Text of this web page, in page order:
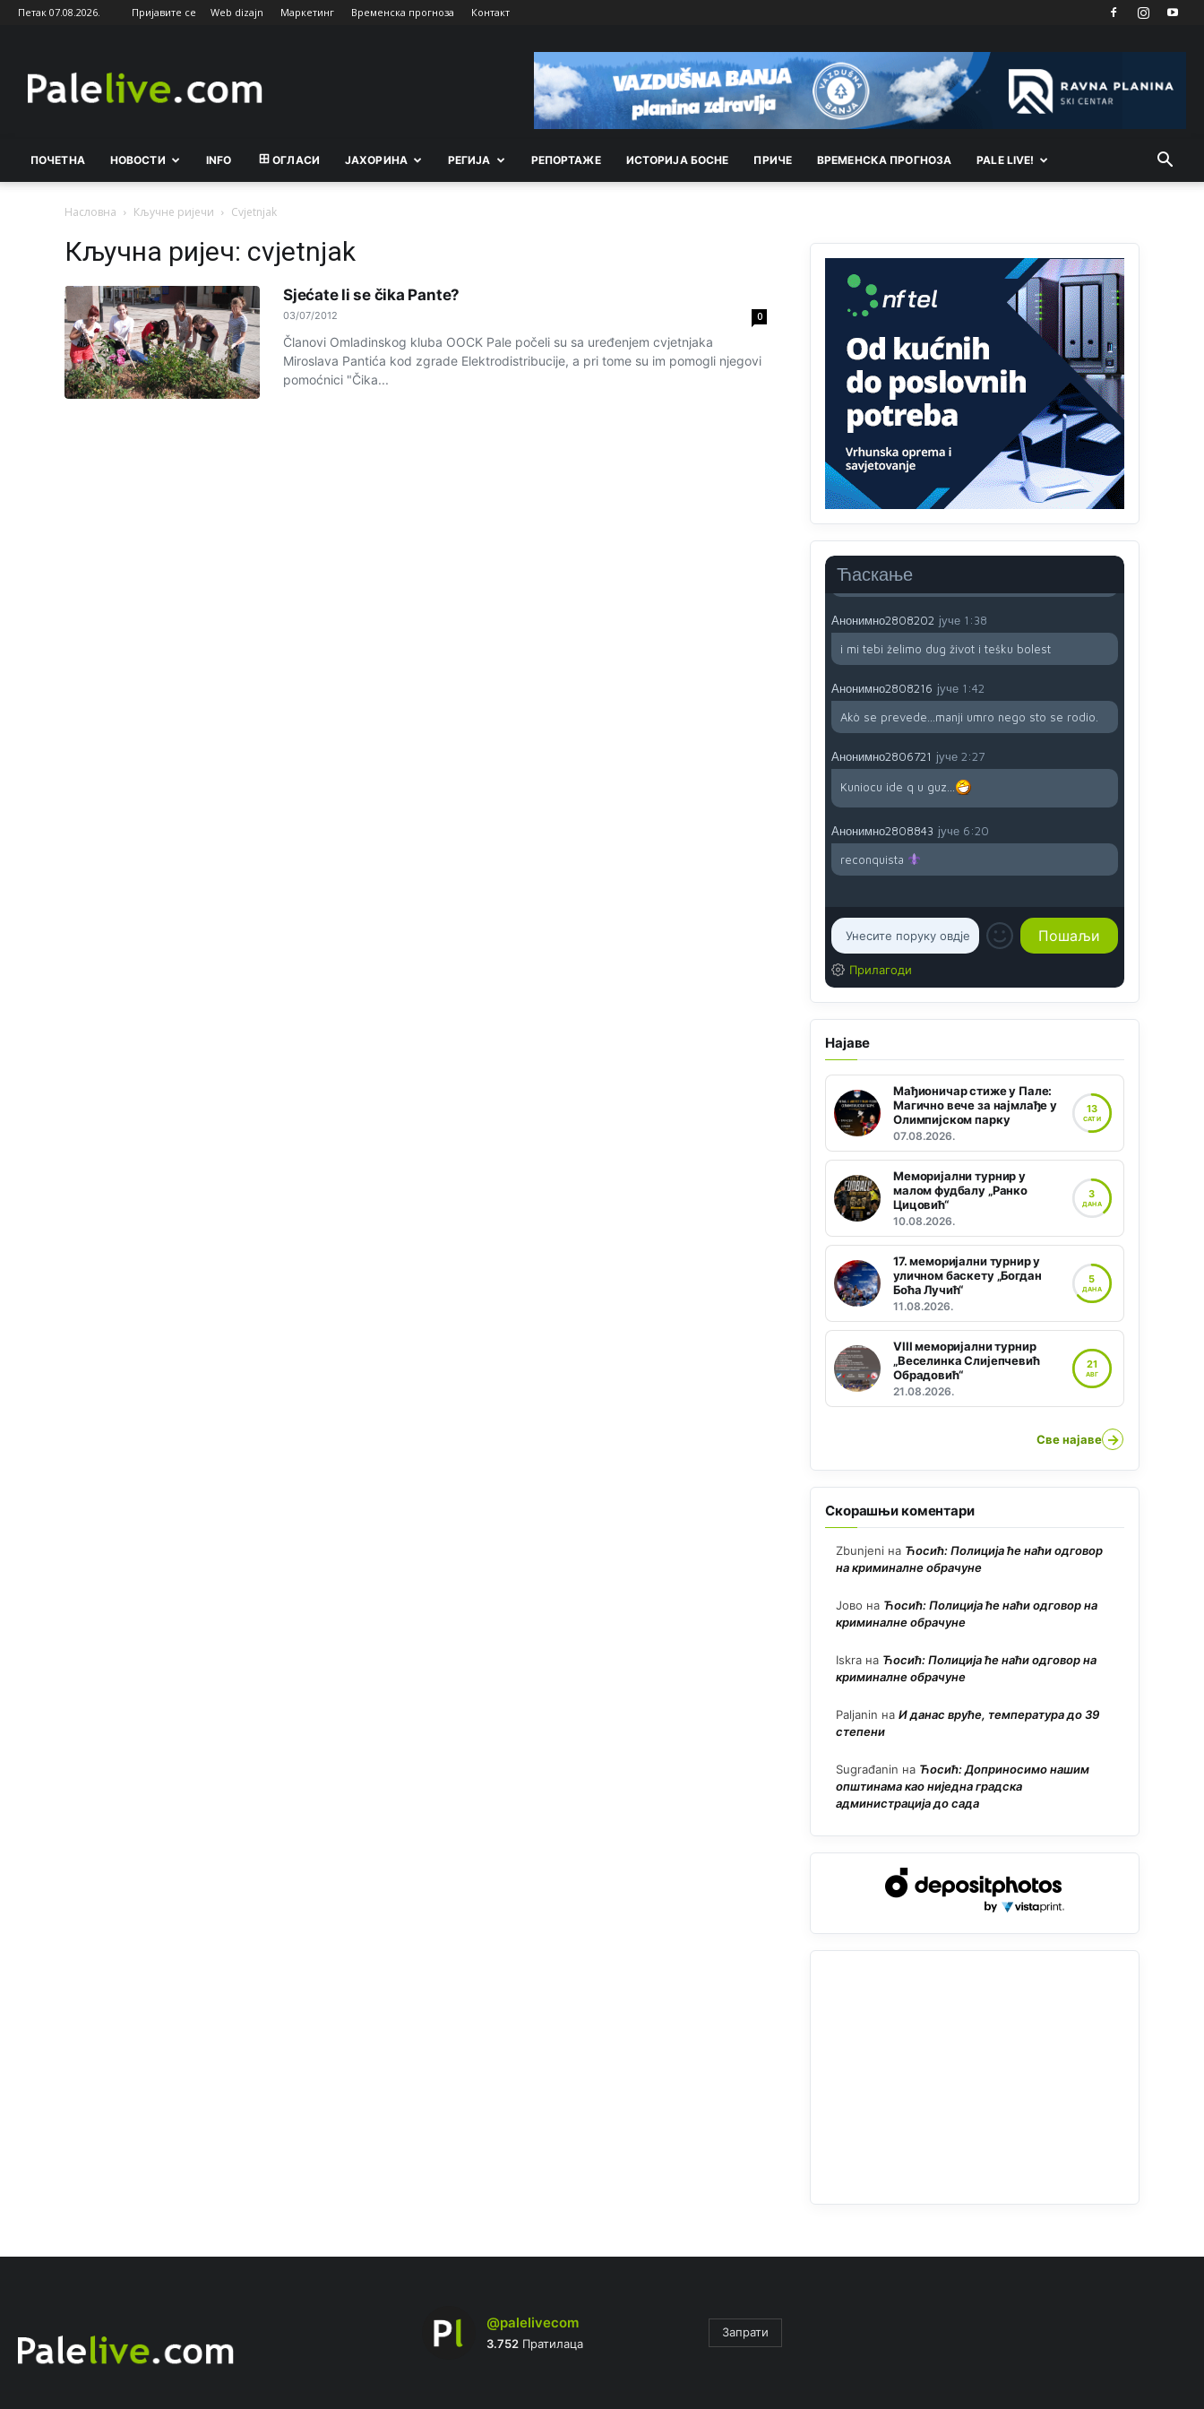
Петак 07.08.2026. Пријавите се Web dizajn Маркетинг Временска прогноза Контакт
ПОЧЕТНА НОВОСТИ INFO ОГЛАСИ ЈАХОРИНА РEГИЈА РEПОРТАЖE ИСТОРИЈА БОСНЕ ПРИЧЕ ВРEМEНСКА ПРОГНОЗА PALE LIVE!
Насловна Кључне ријечи Cvjetnjak
Кључна ријеч: cvjetnjak
Sjećate li se čika Pante?
03/07/2012 0
Članovi Omladinskog kluba OOCK Pale počeli su sa uređenjem cvjetnjaka
Miroslava Pantića kod zgrade Elektrodistribucije, a pri tome su im pomogli njegovi
pomoćnici "Čika...
Ћаскање
šalju poštom a da ne dolaze? Kurko
Анонимно2807791 јуче 11:39
БиХ није гласала да је тзв.Косово држава.
Анонимно2807895 јуче 12:16
Drzi pod kontrolom tri stvari jezik,karakter i
ponasanje...Uzivotu brani tri stvari:cast,prijatelja i
zivota iskljuci tri stvari uvredu,neznanje
zavist.Sve dok si ziv gaji tri stvari
dobrotu,pamet i prijateljstvo!!
Анонимно2806721 јуче 12:39
791 BiH nije priznala Kosovo kao nezavisnu
državu jer genocidna tvorevina pravi smetnju a
recimo Srbija je davno
priznala.Na svakom
proizvodu iz Srbije stoji -uvoznik za Kosovo
Анонимно2806721 јуче 12:45
Sve i da se nekim čudom vojska Srbije "vrati" na
koga da brani? A imamo vojsku Kosova kojoj
želimo svako dobro i da se što bolje opreme
Анонимно2808202 јуче 1:38
i mi tebi želimo dug život i tešku bolest
Анонимно2808216 јуче 1:42
Akò se prevede...manji umro nego sto se rodio.
Анонимно2806721 јуче 2:27
Kuniocu ide q u guz...
Анонимно2808843 јуче 6:20
reconquista
Прилагоди
Најаве
Мађионичар стиже у Пале:
Магично вече за најмлађе у
Олимпијском парку
07.08.2026.
13
САТИ
Меморијални турнир у
малом фудбалу „Ранко
Цицовић“
10.08.2026.
3
ДАНА
17. меморијални турнир у
уличном баскету „Богдан
Боћа Лучић“
11.08.2026.
5
ДАНА
VIII меморијални турнир
„Веселинка Слијепчевић
Обрадовић“
21.08.2026.
21
АВГ
Све најаве →
Скорашњи коментари
Zbunjeni на Ћосић: Полиција ће наћи одговор
на криминалне обрачуне
Јово на Ћосић: Полиција ће наћи одговор на
криминалне обрачуне
Iskra на Ћосић: Полиција ће наћи одговор на
криминалне обрачуне
Paljanin на И данас вруће, температура до 39
степени
Sugrađanin на Ћосић: Доприносимо нашим
општинама као ниједна градска
администрација до сада
@palelivecom
3.752Пратилаца
Запрати